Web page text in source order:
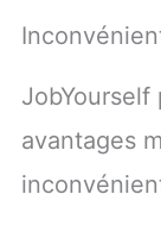
avantages